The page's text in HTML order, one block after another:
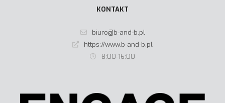
KONTAKT
biuro@b-and-b.pl
https://www.b-and-b.pl
8:00-16:00